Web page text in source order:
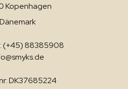
Kopenhagen
Dänemark
(+45) 88385908
DK37685224